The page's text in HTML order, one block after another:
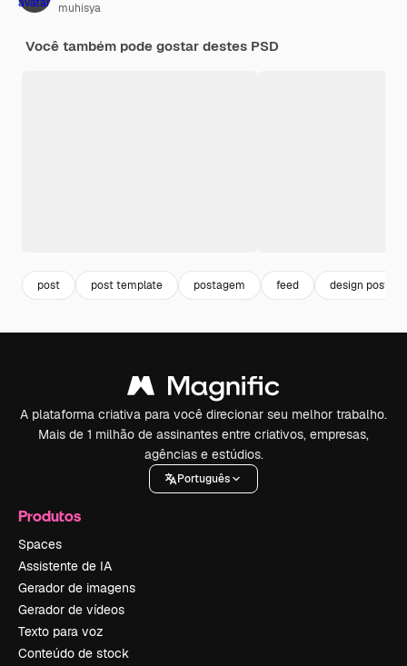
muhisya
Você também pode gostar destes PSD
post post template postagem feed design post
A plataforma criativa para você direcionar seu melhor trabalho.
Mais de 1 milhão de assinantes entre criativos, empresas,
agências e estúdios.
Português
Produtos
Spaces
Assistente de IA
Gerador de imagens
Gerador de vídeos
Texto para voz
Conteúdo de stock